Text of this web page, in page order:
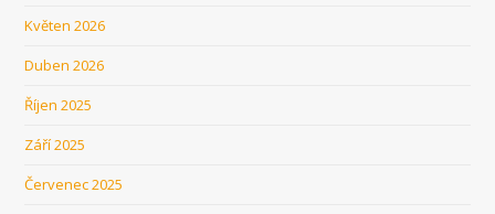
Květen 2026
Duben 2026
Říjen 2025
Září 2025
Červenec 2025